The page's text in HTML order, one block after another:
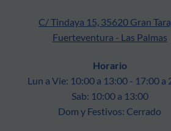
C/ Tindaya 15, 35620 Gran
Fuerteventura - Las Palmas
Horario
Lun a Vie: 10:00 a 13:00 - 17:00 a
Sab: 10:00 a 13:00
Dom y Festivos: Cerrado